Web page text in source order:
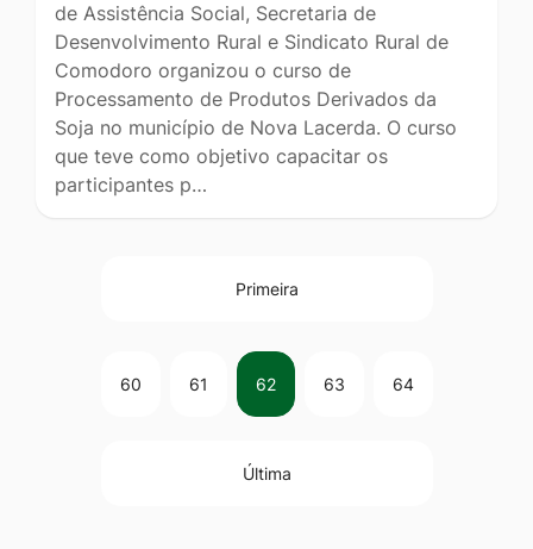
de Assistência Social, Secretaria de
Desenvolvimento Rural e Sindicato Rural de
Comodoro organizou o curso de
Processamento de Produtos Derivados da
Soja no município de Nova Lacerda. O curso
que teve como objetivo capacitar os
participantes p…
Primeira
60 61 62 63 64
Última